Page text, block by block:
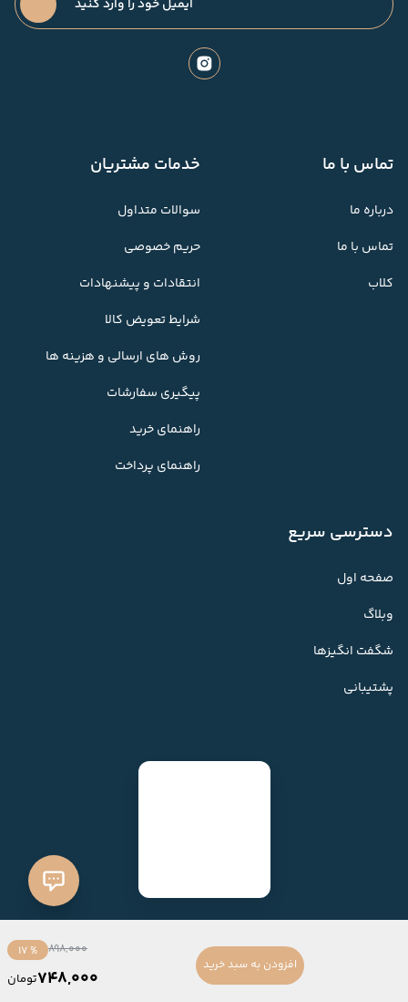
898,000
% 17
748,000تومان
افزودن به سبد خرید
تماس با ما
درباره ما
تماس با ما
کلاب
خدمات مشتریان
سوالات متداول
حریم خصوصی
انتقادات و پیشنهادات
شرایط تعویض کالا
روش های ارسالی و هزینه ها
پیگیری سفارشات
راهنمای خرید
راهنمای پرداخت
دسترسی سریع
صفحه اول
وبلاگ
شگفت انگیزها
پشتیبانی
ساخته شده بافروشگاه ساز میهن شاپ